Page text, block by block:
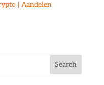
| Aandelen